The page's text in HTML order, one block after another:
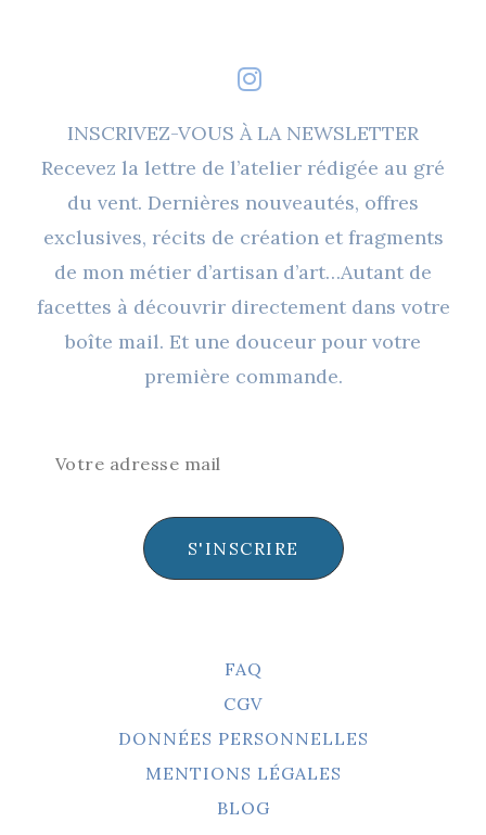
INSCRIVEZ-VOUS À LA NEWSLETTER
Recevez la lettre de l’atelier rédigée au gré
du vent. Dernières nouveautés, offres
exclusives, récits de création et fragments
de mon métier d’artisan d’art…Autant de
facettes à découvrir directement dans votre
boîte mail. Et une douceur pour votre
première commande.
S'INSCRIRE
FAQ
CGV
DONNÉES PERSONNELLES
MENTIONS LÉGALES
BLOG